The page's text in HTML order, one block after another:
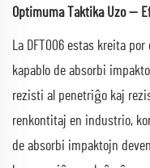
Optimuma Taktika Uzo —
La DFT006 estas kreita
kapablo de absorbi
rezisti al penetriĝo kaj
renkontitaj en industrio,
de absorbi impaktojn